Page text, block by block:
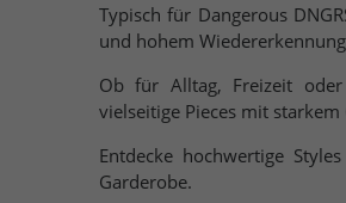
Typisch für Dangerous
und hohem
Ob für Alltag, Freizeit oder
vielseitige Pieces mit starkem
Entdecke hochwertige
Garderobe.